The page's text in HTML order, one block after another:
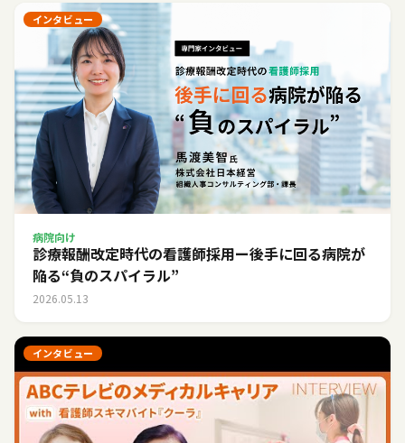
インタビュー
病院向け
診療報酬改定時代の看護師採用ー後手に回る病院が
陥る“負のスパイラル”
2026.05.13
インタビュー